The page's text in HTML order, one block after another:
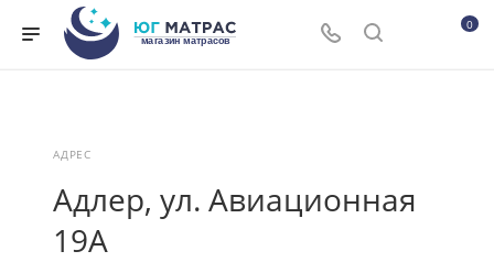
0
АДРЕС
Адлер, ул. Авиационная
19А